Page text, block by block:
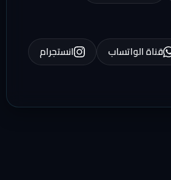
قناة الواتساب
انستجرام